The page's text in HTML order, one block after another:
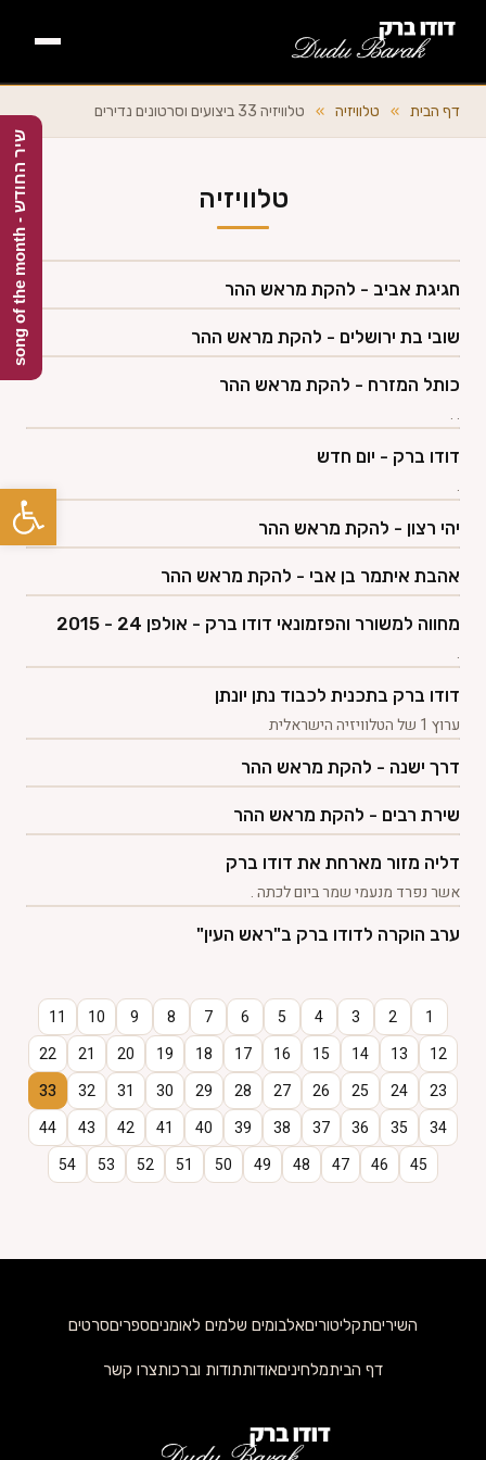
פתח
דף הבית
ספרים
תקליטורים +
פרוייקטים +
טלוויזיה +
גלריות
ספר אורחים
צרו קשר
⚲
English
דף הבית » טלוויזיה » טלוויזיה 33 ביצועים וסרטונים נדירים
טלוויזיה
חגיגת אביב - להקת מראש ההר
שובי בת ירושלים - להקת מראש ההר
כותל המזרח - להקת מראש ההר
. .
דודו ברק - יום חדש
.
יהי רצון - להקת מראש ההר
אהבת איתמר בן אבי - להקת מראש ההר
מחווה למשורר והפזמונאי דודו ברק - אולפן 24 - 2015
.
דודו ברק בתכנית לכבוד נתן יונתן
ערוץ 1 של הטלוויזיה הישראלית
דרך ישנה - להקת מראש ההר
שירת רבים - להקת מראש ההר
דליה מזור מארחת את דודו ברק
אשר נפרד מנעמי שמר ביום לכתה .
ערב הוקרה לדודו ברק ב"ראש העין"
1
2
3
4
5
6
7
8
9
10
11
12
13
14
15
16
17
18
19
20
21
22
23
24
25
26
27
28
29
30
31
32
33
34
35
36
37
38
39
40
41
42
43
44
45
46
47
48
49
50
51
52
53
54
השיריםתקליטוריםאלבומים שלמים לאומניםספריםסרטים
דף הביתמלחיניםאודותתודות וברכותצרו קשר
ש
י
ר
ה
ח
ו
ד
ש
-
s
o
n
g
o
f
t
h
e
m
o
n
t
h